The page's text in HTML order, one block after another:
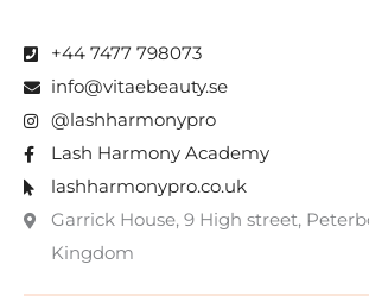
+44 7477 798073
info@vitaebeauty.se
@lashharmonypro
Lash Harmony Academy
lashharmonypro.co.uk
Garrick House, 9 High street,
Kingdom